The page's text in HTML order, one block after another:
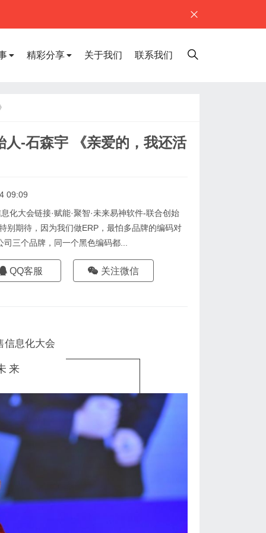
精彩分享 关于我们 联系我们
人-石森宇 《亲爱的，我还活
09:09
化大会链接·赋能·聚智·未来易神软件-联合创始
别期待，因为我们做ERP，最怕多品牌的编码对
三个品牌，同一个黑色编码都...
QQ客服 关注微信
信息化大会
来